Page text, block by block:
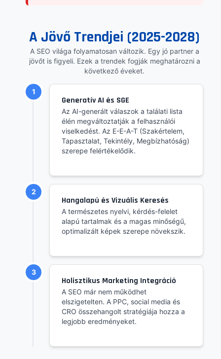
A Jövő Trendjei (2025-2028)
A SEO világa folyamatosan változik. Egy jó partner a
jövőt is figyeli. Ezek a trendek fogják meghatározni a
következő éveket.
1
Generatív AI és SGE
Az AI-generált válaszok a találati lista
élén megváltoztatják a felhasználói
viselkedést. Az E-E-A-T (Szakértelem,
Tapasztalat, Tekintély, Megbízhatóság)
szerepe felértékelődik.
2
Hangalapú és Vizuális Keresés
A természetes nyelvi, kérdés-felelet
alapú tartalmak és a magas minőségű,
optimalizált képek szerepe növekszik.
3
Holisztikus Marketing Integráció
A SEO már nem működhet
elszigetelten. A PPC, social media és
CRO összehangolt stratégiája hozza a
legjobb eredményeket.